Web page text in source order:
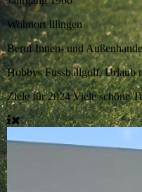
WohnortIllingen
BerufInnen- und
HobbysFussballgolf, Urlaub
Ziele für 2024Viele schöne